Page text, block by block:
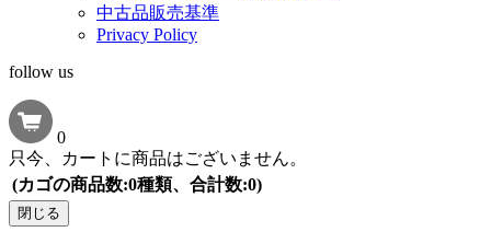
中古品販売基準
Privacy Policy
follow us
0
只今、カートに商品はございません。
(カゴの商品数:0種類、合計数:0)
閉じる